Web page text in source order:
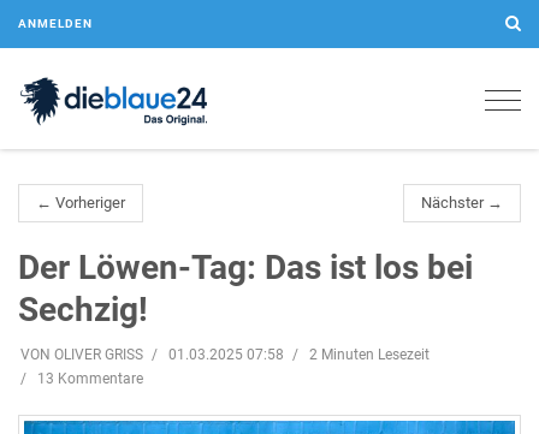
ANMELDEN
← Vorheriger Nächster →
Der Löwen-Tag: Das ist los bei
Sechzig!
VON OLIVER GRISS 01.03.2025 07:58
2 Minuten Lesezeit
13 Kommentare